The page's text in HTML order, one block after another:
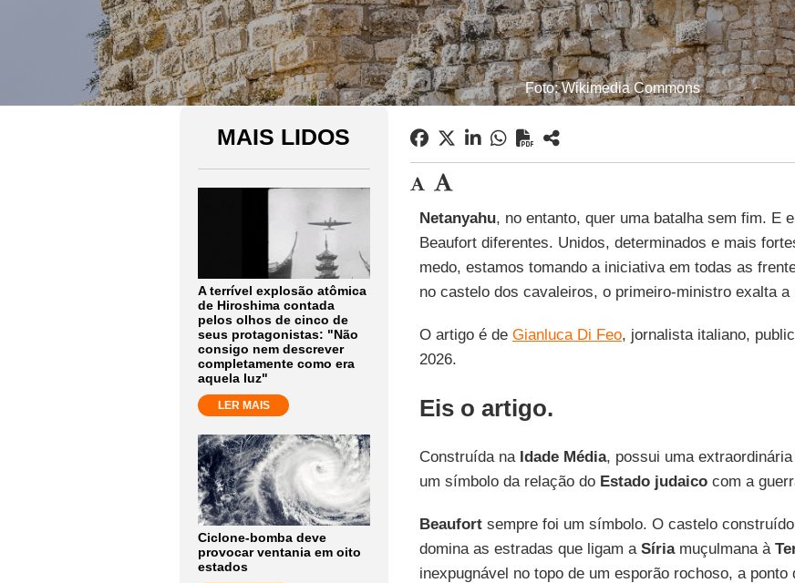
Foto: Wikimedia Commons
MAIS LIDOS
A terrível explosão atômica
de Hiroshima contada
pelos olhos de cinco de
seus protagonistas: "Não
consigo nem descrever
completamente como era
aquela luz"
LER MAIS
Ciclone-bomba deve
provocar ventania em oito
estados
Netanyahu, no entanto, quer uma batalha sem fim. E
Beaufort diferentes. Unidos, determinados e mais
medo, estamos tomando a iniciativa em todas as
no castelo dos cavaleiros, o primeiro-ministro exalta a
O artigo é de Gianluca Di Feo, jornalista italiano,
2026.
Eis o artigo.
Construída na Idade Média, possui uma
um símbolo da relação do Estado judaico com a
Beaufortsempre foi um símbolo. O castelo
domina as estradas que ligam a Síriamuçulmana à
inexpugnável no topo de um esporão rochoso, a